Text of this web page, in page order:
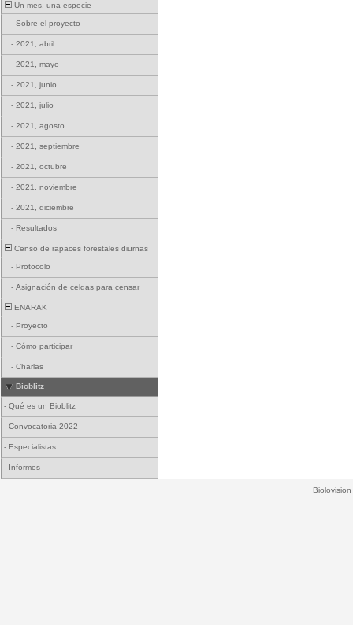
Un mes, una especie
- Sobre el proyecto
- 2021, abril
- 2021, mayo
- 2021, junio
- 2021, julio
- 2021, agosto
- 2021, septiembre
- 2021, octubre
- 2021, noviembre
- 2021, diciembre
- Resultados
Censo de rapaces forestales diurnas
- Protocolo
- Asignación de celdas para censar
ENARAK
- Proyecto
- Cómo participar
- Charlas
Bioblitz
- Qué es un Bioblitz
- Convocatoria 2022
- Especialistas
- Informes
Biolovision